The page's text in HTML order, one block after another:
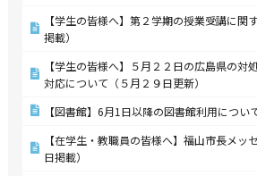
【学生の皆様へ】第２学期の授業受講に関
掲載）
【学生の皆様へ】５月２２日の広島県の対
対応について（５月２９日更新）
【図書館】6月1日以降の図書館利用につい
【在学生・教職員の皆様へ】福山市長メッ
日掲載）